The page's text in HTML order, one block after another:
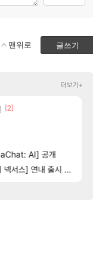
글쓰기
맨위로
네.. [47]
더보기+
[2]
AI] 공개
스] 연내 출시 예정